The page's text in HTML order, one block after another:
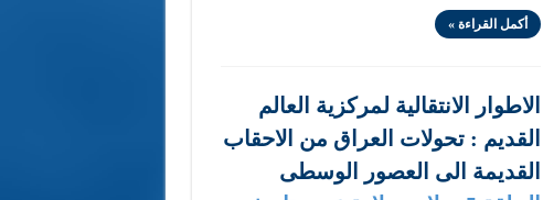
أكمل القراءة »
الاطوار الانتقالية لمركزية العالم
القديم : تحولات العراق من الاحقاب
القديمة الى العصور الوسطى